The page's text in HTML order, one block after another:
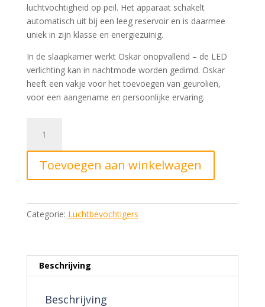
luchtvochtigheid op peil. Het apparaat schakelt
automatisch uit bij een leeg reservoir en is daarmee
uniek in zijn klasse en energiezuinig.
In de slaapkamer werkt Oskar onopvallend – de LED
verlichting kan in nachtmode worden gedimd. Oskar
heeft een vakje voor het toevoegen van geuroliën,
voor een aangename en persoonlijke ervaring.
Form
Luchtbevochtiger
Oskar
Wit
Toevoegen aan winkelwagen
Categorie: Luchtbevochtigers
Beschrijving
Beschrijving